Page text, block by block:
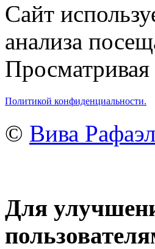
Сайт
анализа
Просматривая
Политикой конфиденциальности.
© Вива
Для